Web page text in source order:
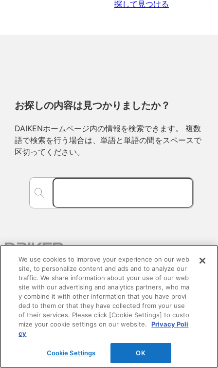
お探しの内容は見つかりましたか？
DAIKENホームページ内の情報を検索できます。 複数
語で検索を行う場合は、単語と単語の間をスペースで
区切ってください。
会社情報
企業情報
We use cookies to improve your experience on our web
site, to personalize content and ads and to analyze our
traffic. We share information about your use of our web
site with our advertising and analytics partners, who ma
y combine it with other information that you have provi
ded to them or that they have collected from your use
of their services. Please click [Cookie Settings] to custo
mize your cookie settings on our website.
Privacy Poli
cy
Cookie Settings OK